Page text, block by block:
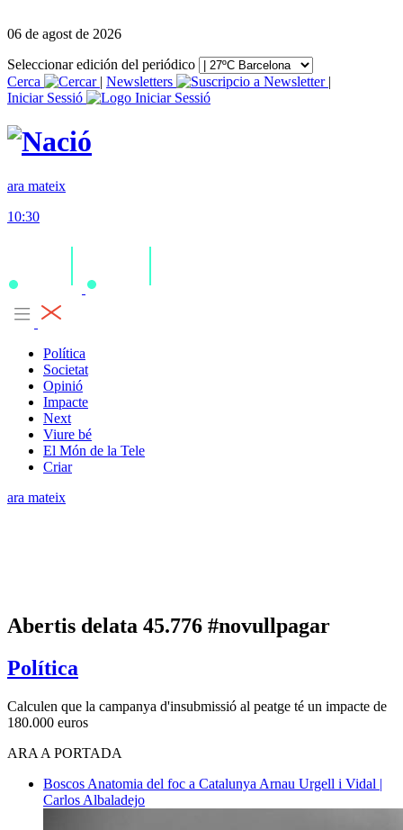
06 de agost de 2026
Seleccionar edición del periódico
Cerca
| Newsletters
|
Iniciar Sessió
ara mateix
10:30
Política
Societat
Opinió
Impacte
Next
Viure bé
El Món de la Tele
Criar
ara mateix
Abertis delata 45.776 #novullpagar
Política
Calculen que la campanya d'insubmissió al peatge té un impacte de
180.000 euros
ARA A PORTADA
Boscos Anatomia del foc a Catalunya Arnau Urgell i Vidal |
Carlos Albaladejo